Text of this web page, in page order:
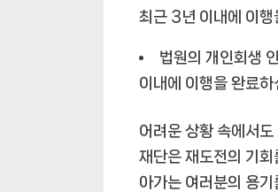
최근 3년 이내에 이행
법원의 개인회생
이내에 이행을 완료하
어려운 상황 속에서
재단은 재도전의 기
아가는 여러분의 용기